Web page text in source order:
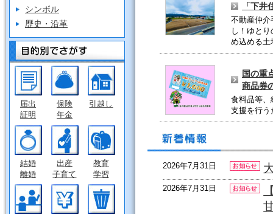
シンボル
歴史・沿革
届出
証明
保険
年金
引越し
結婚
離婚
出産
子育て
教育
学習
「下
不動産仲介
し！ゆと
め込める土
国の重
商品券
食料品等、
支援を行う
2026年7月31日
2026年7月31日